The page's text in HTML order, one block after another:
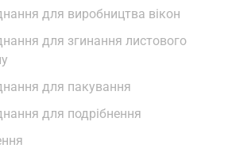
для виробництва вікон
для згинання листового
для пакування
для подрібнення